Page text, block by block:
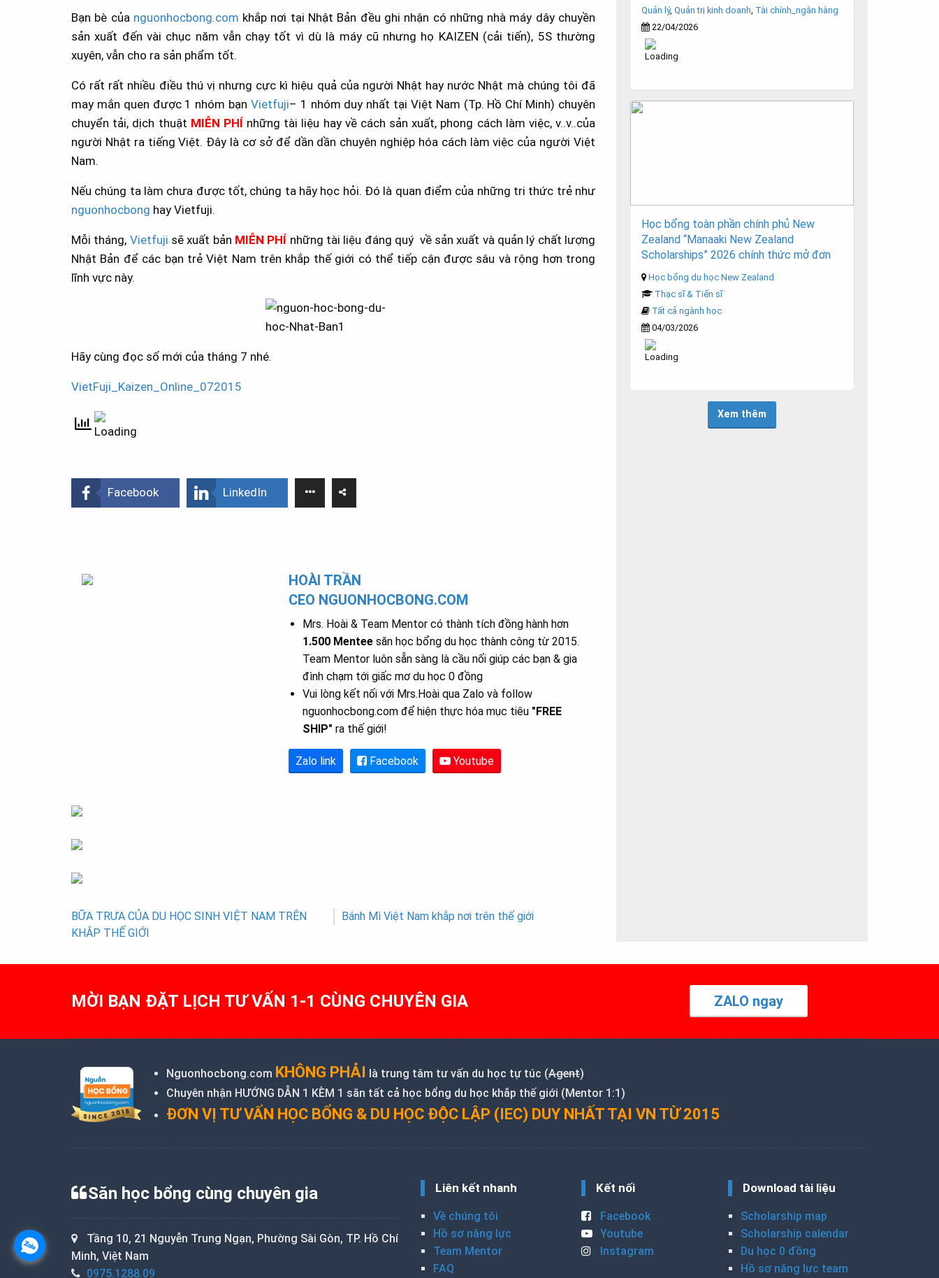
Bạn bè của nguonhocbong.com khắp nơi tại Nhật Bản đều ghi nhận có những nhà máy dây chuyền
sản xuất đến vài chục năm vẫn chạy tốt vì dù là máy cũ nhưng họ KAIZEN (cải tiến), 5S thường
xuyên, vẫn cho ra sản phẩm tốt.
Có rất rất nhiều điều thú vị nhưng cực kì hiệu quả của người Nhật hay nước Nhật mà chúng tôi đã
may mắn quen được 1 nhóm bạn Vietfuji– 1 nhóm duy nhất tại Việt Nam (Tp. Hồ Chí Minh) chuyên
chuyển tải, dịch thuật MIỄN PHÍ những tài liệu hay về cách sản xuất, phong cách làm việc, v..v..của
người Nhật ra tiếng Việt. Đây là cơ sở để dần dần chuyên nghiệp hóa cách làm việc của người Việt
Nam.
Nếu chúng ta làm chưa được tốt, chúng ta hãy học hỏi. Đó là quan điểm của những tri thức trẻ như
nguonhocbong hay Vietfuji.
Mỗi tháng, Vietfuji sẽ xuất bản MIỄN PHÍ những tài liệu đáng quý về sản xuất và quản lý chất lượng
Nhật Bản để các bạn trẻ Việt Nam trên khắp thế giới có thể tiếp cận được sâu và rộng hơn trong
lĩnh vực này.
Hãy cùng đọc số mới của tháng 7 nhé.
VietFuji_Kaizen_Online_072015
Facebook LinkedIn
HOÀI TRẦN
CEO NGUONHOCBONG.COM
Mrs. Hoài & Team Mentor có thành tích đồng hành hơn
1.500 Mentee săn học bổng du học thành công từ 2015.
Team Mentor luôn sẵn sàng là cầu nối giúp các bạn & gia
đình chạm tới giấc mơ du học 0 đồng
Vui lòng kết nối với Mrs.Hoài qua Zalo và follow
nguonhocbong.com để hiện thực hóa mục tiêu "FREE
SHIP" ra thế giới!
Zalo link Facebook Youtube
Post
navigation
BỮA TRƯA CỦA DU HỌC SINH VIỆT NAM TRÊN
KHẮP THẾ GIỚI
Bánh Mì Việt Nam khắp nơi trên thế giới
Quản lý, Quản trị kinh doanh, Tài chính_ngân hàng
22/04/2026
Học bổng toàn phần chính phủ New
Zealand “Manaaki New Zealand
Scholarships” 2026 chính thức mở đơn
Học bổng du học New Zealand
Thạc sĩ & Tiến sĩ
Tất cả ngành học
04/03/2026
Xem thêm
MỜI BẠN ĐẶT LỊCH TƯ VẤN 1-1 CÙNG CHUYÊN GIA ZALO ngay
Nguonhocbong.com KHÔNG PHẢI là trung tâm tư vấn du học tự túc (Agent)
Chuyên nhận HƯỚNG DẪN 1 KÈM 1 săn tất cả học bổng du học khắp thế giới (Mentor 1:1)
ĐƠN VỊ TƯ VẤN HỌC BỔNG & DU HỌC ĐỘC LẬP (IEC) DUY NHẤT TẠI VN TỪ 2015
Săn học bổng cùng chuyên gia
Tầng 10, 21 Nguyễn Trung Ngạn, Phường Sài Gòn, TP. Hồ Chí
Minh, Việt Nam
0975.1288.09
Liên kết nhanh
Về chúng tôi
Hồ sơ năng lực
Team Mentor
FAQ
Kết nối
Facebook
Youtube
Instagram
Download tài liệu
Scholarship map
Scholarship calendar
Du học 0 đồng
Hồ sơ năng lực team